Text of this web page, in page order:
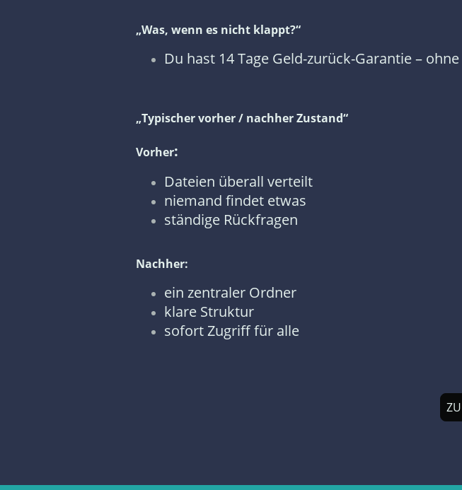
„Was, wenn es nicht klappt?“
Du hast 14 Tage Geld-zurück-Garantie –
„Typischer vorher / nachher Zustand“
Vorher:
Dateien überall verteilt
niemand findet etwas
ständige Rückfragen
Nachher:
ein zentraler Ordner
klare Struktur
sofort Zugriff für alle